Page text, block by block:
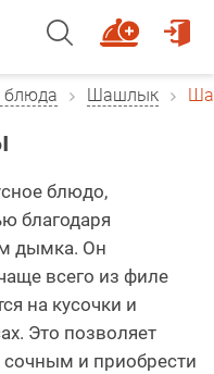
блюда Шашлык
блюдо,
благодаря
дымка. Он
всего из филе
на кусочки и
Это позволяет
сочным и приобрести